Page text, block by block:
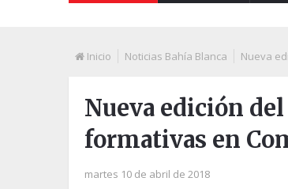
Inicio Noticias Bahía Blanca Nueva
Nueva edición
formativas en
martes 10 de abril de 2018